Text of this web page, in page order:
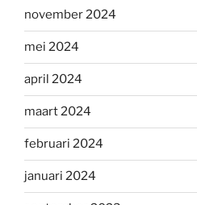
november 2024
mei 2024
april 2024
maart 2024
februari 2024
januari 2024